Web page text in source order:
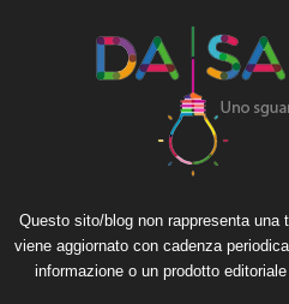
Questo sito/blog non rappresenta
viene aggiornato con cadenza
informazione o un prodotto